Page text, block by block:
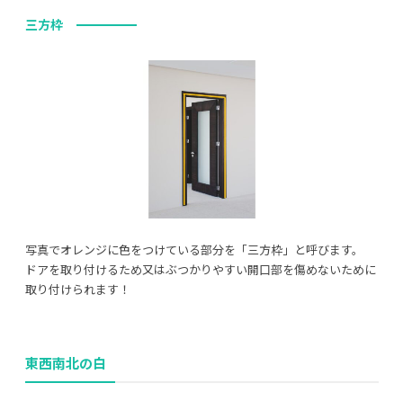
三方枠
写真でオレンジに色をつけている部分を「三方枠」と呼びます。
ドアを取り付けるため又はぶつかりやすい開口部を傷めないために
取り付けられます！
東西南北の白